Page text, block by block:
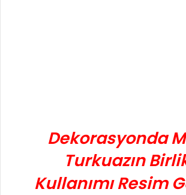
Dekorasyonda
Turkuazın
KullanımıResim